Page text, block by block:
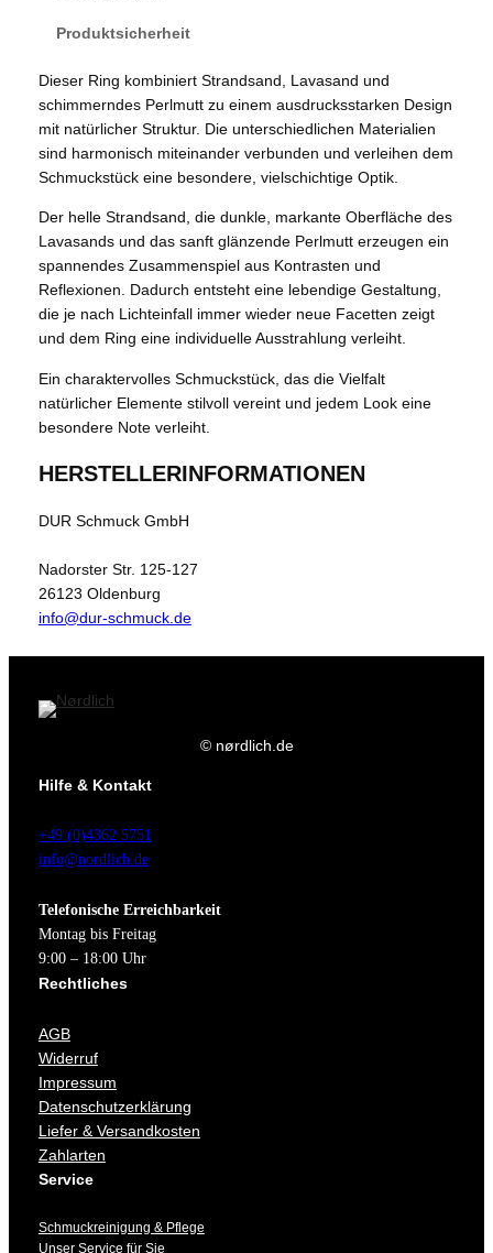
Produktsicherheit
Dieser Ring kombiniert Strandsand, Lavasand und
schimmerndes Perlmutt zu einem ausdrucksstarken Design
mit natürlicher Struktur. Die unterschiedlichen Materialien
sind harmonisch miteinander verbunden und verleihen dem
Schmuckstück eine besondere, vielschichtige Optik.
Der helle Strandsand, die dunkle, markante Oberfläche des
Lavasands und das sanft glänzende Perlmutt erzeugen ein
spannendes Zusammenspiel aus Kontrasten und
Reflexionen. Dadurch entsteht eine lebendige Gestaltung,
die je nach Lichteinfall immer wieder neue Facetten zeigt
und dem Ring eine individuelle Ausstrahlung verleiht.
Ein charaktervolles Schmuckstück, das die Vielfalt
natürlicher Elemente stilvoll vereint und jedem Look eine
besondere Note verleiht.
HERSTELLERINFORMATIONEN
DUR Schmuck GmbH
Nadorster Str. 125-127
26123 Oldenburg
info@dur-schmuck.de
© nørdlich.de
Hilfe & Kontakt
+49 (0)4362 5751
info@nordlich.de
Telefonische Erreichbarkeit
Montag bis Freitag
9:00 – 18:00 Uhr
Rechtliches
AGB
Widerruf
Impressum
Datenschutzerklärung
Liefer & Versandkosten
Zahlarten
Service
Schmuckreinigung & Pflege
Unser Service für Sie